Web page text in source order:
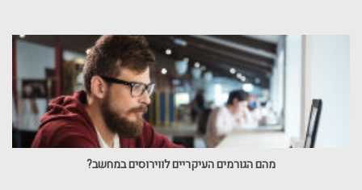
מהם הגורמים העיקריים לווירוסים במחשב?